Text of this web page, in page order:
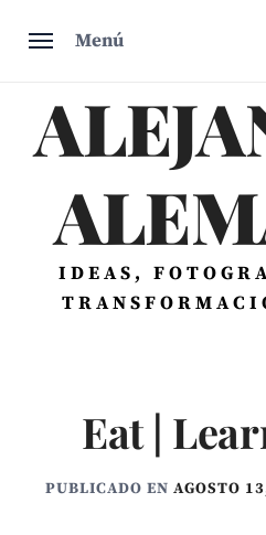
Menú
IDEAS,
Eat |
PUBLICADO EN AGOSTO